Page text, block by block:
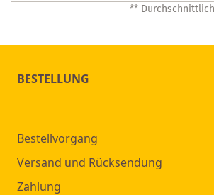
lesen
**
BESTELLUNG
Bestellvorgang
Versand und Rücksendung
Zahlung